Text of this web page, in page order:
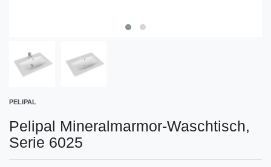
PELIPAL
Pelipal Mineralmarmor-Waschtisch,
Serie 6025